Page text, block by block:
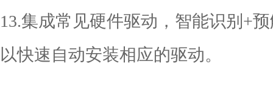
13.集成常见硬件驱动，智能识别+
以快速自动安装相应的驱动。